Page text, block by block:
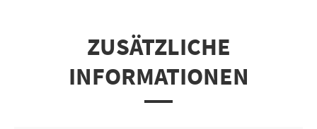
ZUSÄTZLICHE
INFORMATIONEN